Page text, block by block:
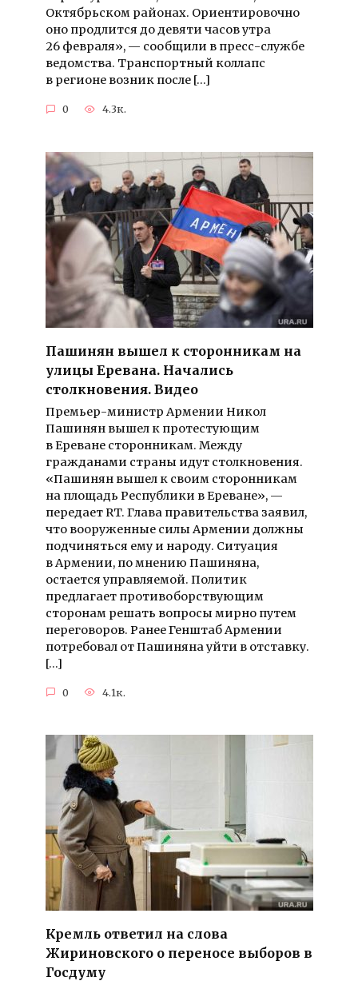
Октябрьском районах. Ориентировочно
оно продлится до девяти часов утра
26 февраля», — сообщили в пресс-службе
ведомства. Транспортный коллапс
в регионе возник после […]
0 4.3к.
Пашинян вышел к сторонникам на
улицы Еревана. Начались
столкновения. Видео
Премьер-министр Армении Никол
Пашинян вышел к протестующим
в Ереване сторонникам. Между
гражданами страны идут столкновения.
«Пашинян вышел к своим сторонникам
на площадь Республики в Ереване», —
передает RT. Глава правительства заявил,
что вооруженные силы Армении должны
подчиняться ему и народу. Ситуация
в Армении, по мнению Пашиняна,
остается управляемой. Политик
предлагает противоборствующим
сторонам решать вопросы мирно путем
переговоров. Ранее Генштаб Армении
потребовал от Пашиняна уйти в отставку.
[…]
0 4.1к.
Кремль ответил на слова
Жириновского о переносе выборов в
Госдуму